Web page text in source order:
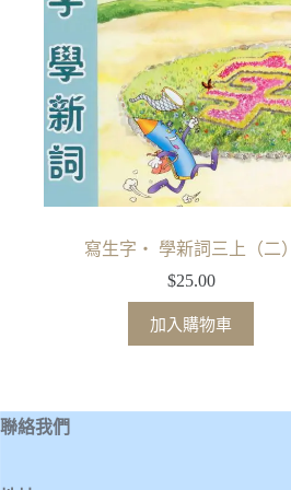
寫生字‧ 學新詞三上（二）
$25.00
加入購物車
聯絡我們